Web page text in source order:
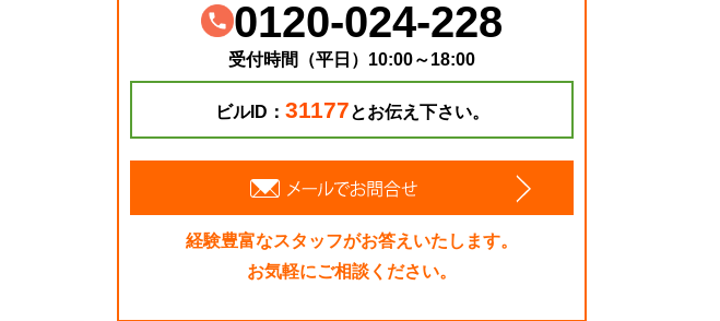
0120-024-228
受付時間（平日）10:00～18:00
ビルID： 31177とお伝え下さい。
経験豊富なスタッフがお答えいたします。
お気軽にご相談ください。